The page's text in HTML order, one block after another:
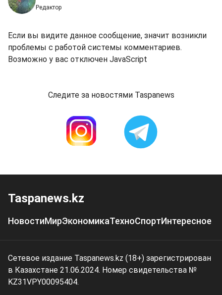
Редактор
Если вы видите данное сообщение, значит возникли
проблемы с работой системы комментариев.
Возможно у вас отключен JavaScript
Следите за новостями Taspanews
Taspanews.kz
НовостиМирЭкономикаТехноСпортИнтересное
Сетевое издание Taspanews.kz (18+) зарегистрирован
в Казахстане 21.06.2024. Номер свидетельства №
KZ31VPY00095404.